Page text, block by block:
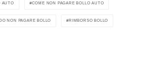
AUTO COME NON PAGARE BOLLO AUTO
NON PAGARE BOLLO RIMBORSO BOLLO